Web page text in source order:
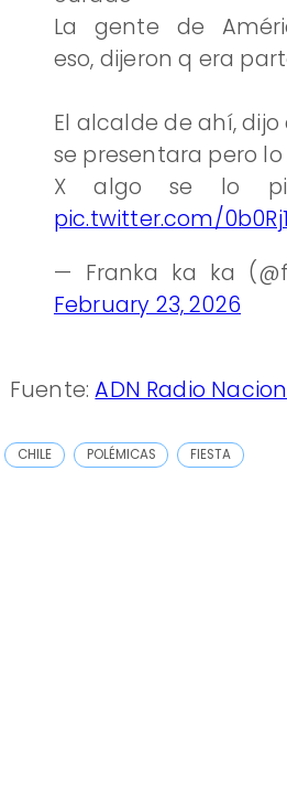
La gente de
eso, dijeron q era
El alcalde de ahí,
se presentara pero
X algo se lo
pic.twitter.com/
— Franka ka ka
February 23, 2026
Fuente:ADN Radio
CHILE POLÉMICAS FIESTA